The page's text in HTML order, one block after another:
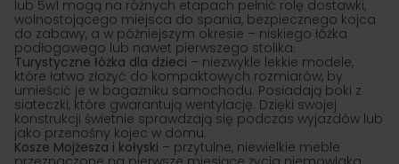
lub 5w1 mogą na różnych etapach pełnić rolę dostawki,
wolnostojącego miejsca do spania, bezpiecznego kojca
do zabawy, a w późniejszym okresie – niskiego łóżka
podłogowego lub nawet pierwszego stolika.
Turystyczne łóżka dla dzieci – niezwykle lekkie modele,
które łatwo złożyć do kompaktowych rozmiarów, by
umieścić je w bagażniku samochodu. Posiadają boki z
siateczki, które gwarantują wentylację. Dzięki swojej
konstrukcji świetnie sprawdzają się podczas wyjazdów lub
jako przenośny kojec w domu.
Kosze Mojżesza i kołyski – przytulne, niewielkie meble